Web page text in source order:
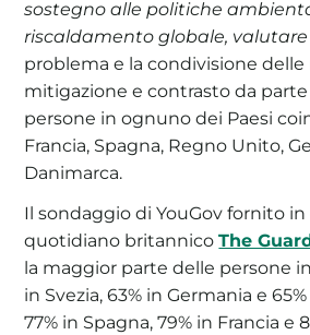
sostegno alle politiche
riscaldamento globale, valutare
problema e la condivisione delle
mitigazione e contrasto da
persone in ognuno dei Paesi
Francia, Spagna, Regno Unito,
Danimarca.
Il sondaggio di YouGov fornito in
quotidiano britannicoThe
la maggior parte delle persone
in Svezia, 63% in Germania e
77% in Spagna, 79% in Francia e